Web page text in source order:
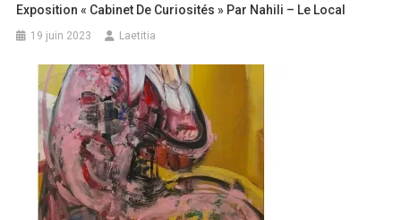
Exposition « Cabinet De Curiosités » Par Nahili – Le Local
19 juin 2023 Laetitia